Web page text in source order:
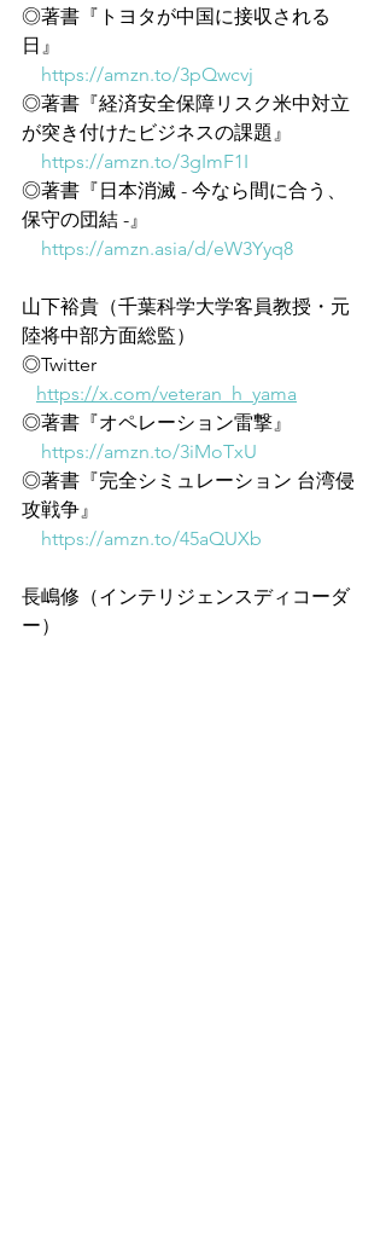
◎著書『トヨタが中国に接収される
日』
https://amzn.to/3pQwcvj
◎著書『経済安全保障リスク米中対立
が突き付けたビジネスの課題』
https://amzn.to/3gImF1I
◎著書『日本消滅 - 今なら間に合う、
保守の団結 -』
https://amzn.asia/d/eW3Yyq8
山下裕貴（千葉科学大学客員教授・元
陸将中部方面総監）
◎Twitter
https://x.com/veteran_h_yama
◎著書『オペレーション雷撃』
https://amzn.to/3iMoTxU
◎著書『完全シミュレーション 台湾侵
攻戦争』
https://amzn.to/45aQUXb
長嶋修（インテリジェンスディコーダ
ー）